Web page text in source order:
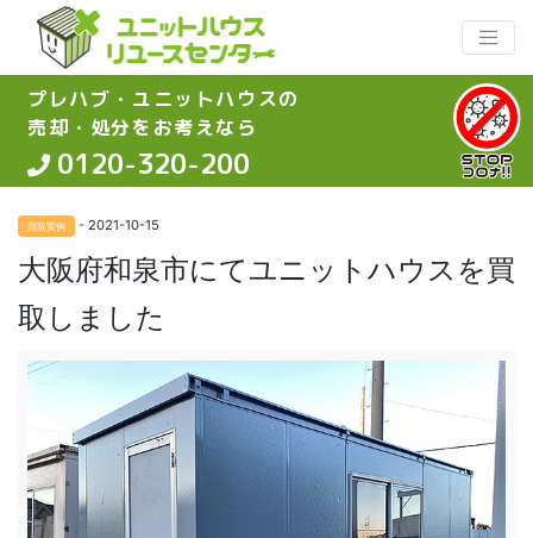
プレハブ・ユニットハウスの
売却・処分をお考えなら
0120-320-200
買取実例 - 2021-10-15
大阪府和泉市にてユニットハウスを買
取しました